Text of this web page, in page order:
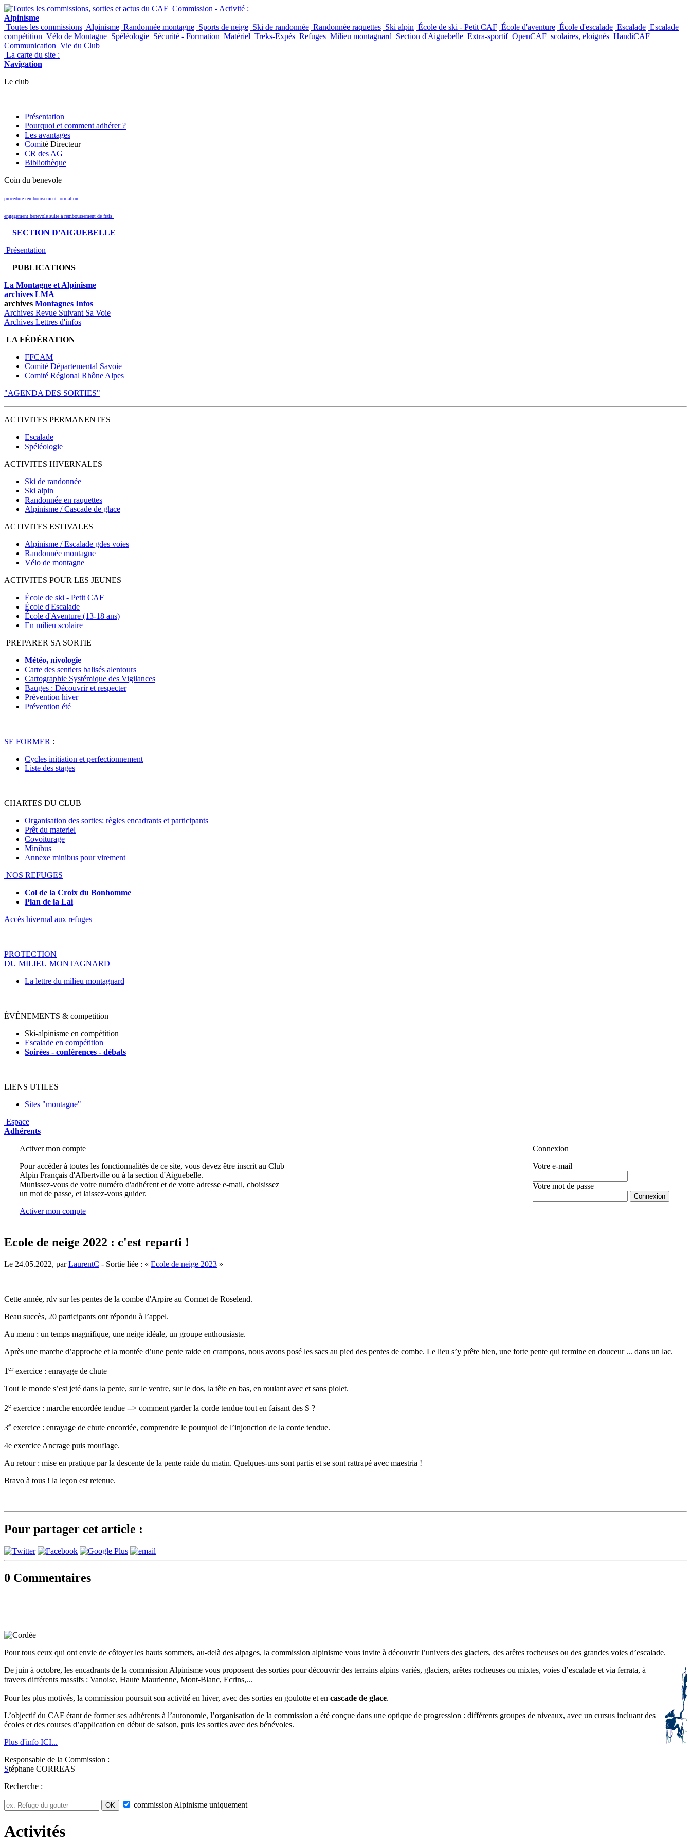
Commission - Activité :
Alpinisme
Toutes les commissions Alpinisme Randonnée montagne Sports de neige Ski de randonnée Randonnée raquettes Ski alpin École de ski - Petit CAF École d'aventure École d'escalade Escalade Escalade
compétition Vélo de Montagne Spéléologie Sécurité - Formation Matériel Treks-Expés Refuges Milieu montagnard Section d'Aiguebelle Extra-sportif OpenCAF scolaires, eloignés HandiCAF
Communication Vie du Club
La carte du site :
Navigation
Le club
Présentation
Pourquoi et comment adhérer ?
Les avantages
Comité Directeur
CR des AG
Bibliothèque
Coin du benevole
procedure remboursement formation
engagement benevole suite à remboursement de frais
SECTION D'AIGUEBELLE
Présentation
PUBLICATIONS
La Montagne et Alpinisme
archives LMA
archives Montagnes Infos
Archives Revue Suivant Sa Voie
Archives Lettres d'infos
LA FÉDÉRATION
FFCAM
Comité Départemental Savoie
Comité Régional Rhône Alpes
"AGENDA DES SORTIES"
ACTIVITES PERMANENTES
Escalade
Spéléologie
ACTIVITES HIVERNALES
Ski de randonnée
Ski alpin
Randonnée en raquettes
Alpinisme / Cascade de glace
ACTIVITES ESTIVALES
Alpinisme / Escalade gdes voies
Randonnée montagne
Vélo de montagne
ACTIVITES POUR LES JEUNES
École de ski - Petit CAF
École d'Escalade
École d'Aventure (13-18 ans)
En milieu scolaire
PREPARER SA SORTIE
Météo, nivologie
Carte des sentiers balisés alentours
Cartographie Systémique des Vigilances
Bauges : Découvrir et respecter
Prévention hiver
Prévention été
SE FORMER :
Cycles initiation et perfectionnement
Liste des stages
CHARTES DU CLUB
Organisation des sorties: règles encadrants et participants
Prêt du materiel
Covoiturage
Minibus
Annexe minibus pour virement
NOS REFUGES
Col de la Croix du Bonhomme
Plan de la Lai
Accès hivernal aux refuges
PROTECTION
DU MILIEU MONTAGNARD
La lettre du milieu montagnard
ÉVÉNEMENTS & competition
Ski-alpinisme en compétition
Escalade en compétition
Soirées - conférences - débats
LIENS UTILES
Sites "montagne"
Espace
Adhérents
Activer mon compte
Pour accéder à toutes les fonctionnalités de ce site, vous devez être inscrit au Club
Alpin Français d'Albertville ou à la section d'Aiguebelle.
Munissez-vous de votre numéro d'adhérent et de votre adresse e-mail, choisissez
un mot de passe, et laissez-vous guider.
Activer mon compte
Connexion
Votre e-mail
Votre mot de passe
Ecole de neige 2022 : c'est reparti !
Le 24.05.2022, parLaurentC - Sortie liée : « Ecole de neige 2023 »
Cette année, rdv sur les pentes de la combe d'Arpire au Cormet de Roselend.
Beau succès, 20 participants ont répondu à l’appel.
Au menu : un temps magnifique, une neige idéale, un groupe enthousiaste.
Après une marche d’approche et la montée d’une pente raide en crampons, nous avons posé les sacs au pied des pentes de combe. Le lieu s’y prête bien, une forte pente qui termine en douceur ... dans un lac.
1 erexercice : enrayage de chute
Tout le monde s’est jeté dans la pente, sur le ventre, sur le dos, la tête en bas, en roulant avec et sans piolet.
2e exercice : marche encordée tendue --> comment garder la corde tendue tout en faisant des S ?
3e exercice : enrayage de chute encordée, comprendre le pourquoi de l’injonction de la corde tendue.
4e exercice Ancrage puis mouflage.
Au retour : mise en pratique par la descente de la pente raide du matin. Quelques-uns sont partis et se sont rattrapé avec maestria !
Bravo à tous ! la leçon est retenue.
Pour partager cet article :
0 Commentaires
Pour tous ceux qui ont envie de côtoyer les hauts sommets, au-delà des alpages, la commission alpinisme vous invite à découvrir l’univers des glaciers, des arêtes rocheuses ou des grandes voies d’escalade.
De juin à octobre, les encadrants de la commission Alpinisme vous proposent des sorties pour découvrir des terrains alpins variés, glaciers, arêtes rocheuses ou mixtes, voies d’escalade et via ferrata, à
travers différents massifs : Vanoise, Haute Maurienne, Mont-Blanc, Ecrins,...
Pour les plus motivés, la commission poursuit son activité en hiver, avec des sorties en goulotte et en cascade de glace.
L’objectif du CAF étant de former ses adhérents à l’autonomie, l’organisation de la commission a été conçue dans une optique de progression : différents groupes de niveaux, avec un cursus incluant des
écoles et des courses d’application en début de saison, puis les sorties avec des bénévoles.
Plus d'info ICI...
Responsable de la Commission :
Stéphane CORREAS
Recherche :
commissionAlpinisme uniquement
Activités